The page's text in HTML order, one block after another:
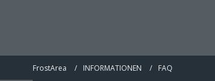
FrostArea INFORMATIONEN FAQ